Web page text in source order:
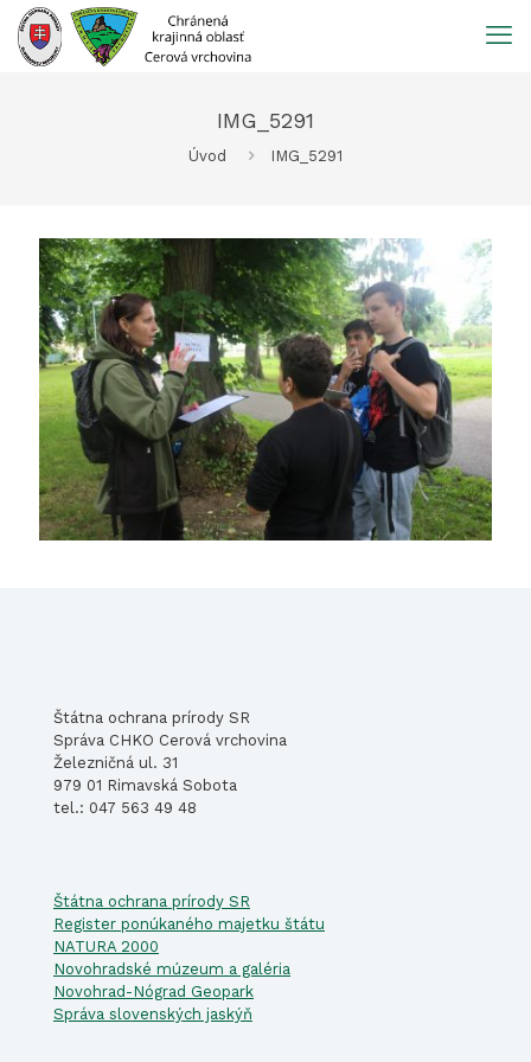
Prejsť
obsah
IMG_5291
Úvod IMG_5291
Štátna ochrana prírody SR
Správa CHKO Cerová vrchovina
Železničná ul. 31
979 01 Rimavská Sobota
tel.: 047 563 49 48
Štátna ochrana prírody SR
Register ponúkaného majetku štátu
NATURA 2000
Novohradské múzeum a galéria
Novohrad-Nógrad Geopark
Správa slovenských jaskýň